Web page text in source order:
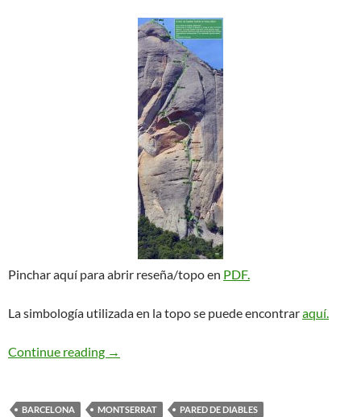
Pinchar aquí para abrir reseña/topo en PDF.
La simbología utilizada en la topo se puede encontraraquí.
Continue reading G.A.M de Diables
→
BARCELONA MONTSERRAT PARED DE DIABLES